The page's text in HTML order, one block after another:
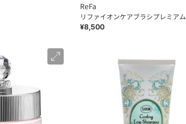
ReFa
リファイオンケアブラシプレミアム
¥8,500